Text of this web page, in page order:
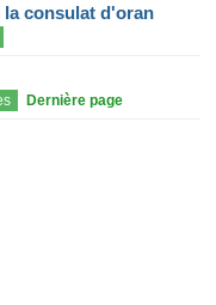
consulat d'oran
Dernière page